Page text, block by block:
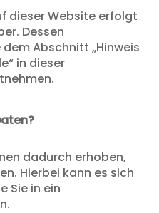
dieser Website erfolgt
Dessen
Abschnitt „Hinweis
in dieser
dadurch erhoben,
Hierbei kann es sich
Sie in ein